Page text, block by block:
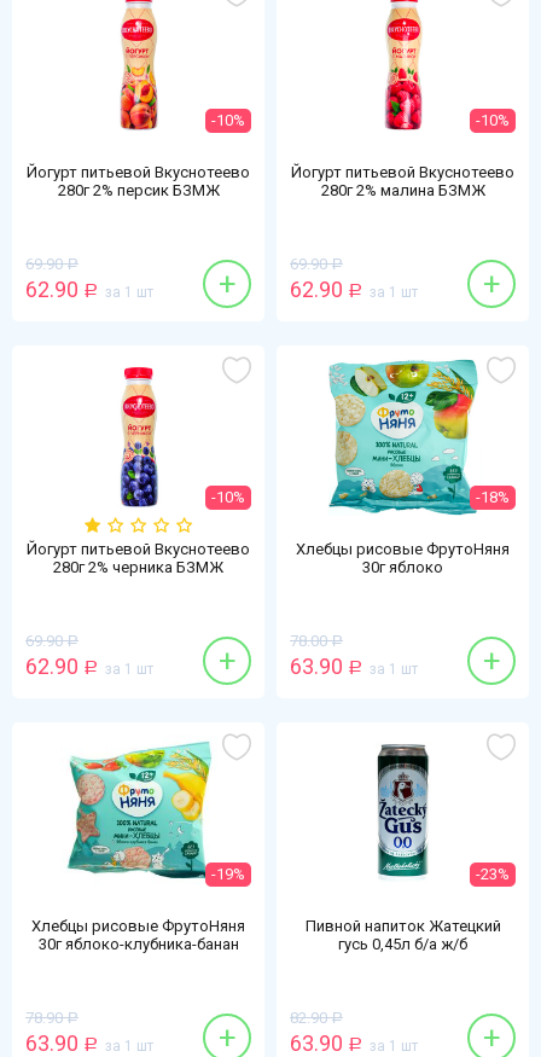
-10%
Йогурт питьевой Вкуснотеево
280г 2% персик БЗМЖ
69.90 Р
62.90 Р за 1 шт +
-10%
Йогурт питьевой Вкуснотеево
280г 2% малина БЗМЖ
69.90 Р
62.90 Р за 1 шт +
-10%
Йогурт питьевой Вкуснотеево
280г 2% черника БЗМЖ
69.90 Р
62.90 Р за 1 шт +
-18%
Хлебцы рисовые ФрутоНяня
30г яблоко
78.00 Р
63.90 Р за 1 шт +
-19%
Хлебцы рисовые ФрутоНяня
30г яблоко-клубника-банан
78.90 Р
63.90 Р за 1 шт +
-23%
Пивной напиток Жатецкий
гусь 0,45л б/а ж/б
82.90 Р
63.90 Р за 1 шт +